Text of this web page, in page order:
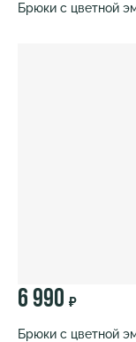
Брюки с цветной
6 990 ₽
Брюки с цветной